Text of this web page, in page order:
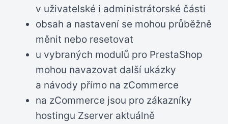
v uživatelské i administrátorské části
obsah a nastavení se mohou průběžně
měnit nebo resetovat
u vybraných modulů pro PrestaShop
mohou navazovat další ukázky
a návody přímo na zCommerce
na zCommerce jsou pro zákazníky
hostingu Zserver aktuálně